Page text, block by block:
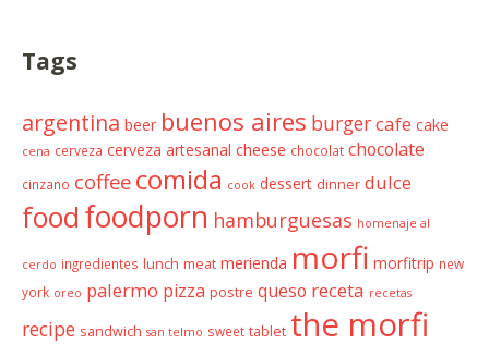
Tags
argentina beer buenos aires burgercafe cake
cena cerveza cerveza artesanal cheese chocolat chocolate
cinzano coffee comida cook dessert dinner dulce
food foodporn hamburguesas homenaje al
cerdo ingredientes lunch meat merienda morfi morfitrip new
york oreo palermo pizza postre queso receta recetas
recipe sandwich san telmo sweet tablet the morfi